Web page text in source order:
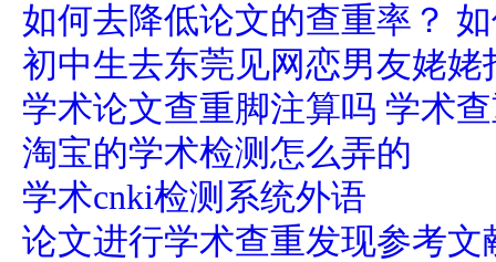
如何去降低论文的查重率？
初中生去东莞见网恋男友姥姥
学术论文查重脚注算吗 学术
淘宝的学术检测怎么弄的
学术cnki检测系统外语
论文进行学术查重发现参考